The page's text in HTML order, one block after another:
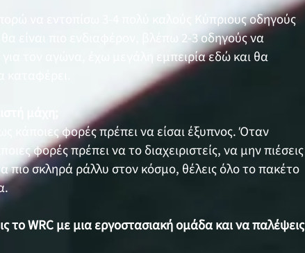
να εντοπίσω 3-4 πολύ καλούς Κύπριους οδηγούς
είναι πιο ενδιαφέρον, βλέπω 2-3 οδηγούς να
τον αγώνα, έχω μεγάλη εμπειρία εδώ και θα
μάχη;
κάποιες φορές πρέπει να είσαι έξυπνος. Όταν
φορές πρέπει να το διαχειριστείς, να μην πιέσεις
σκληρά ράλλυ στον κόσμο, θέλεις όλο το πακέτο
το WRC με μια εργοστασιακή ομάδα και να παλέψεις